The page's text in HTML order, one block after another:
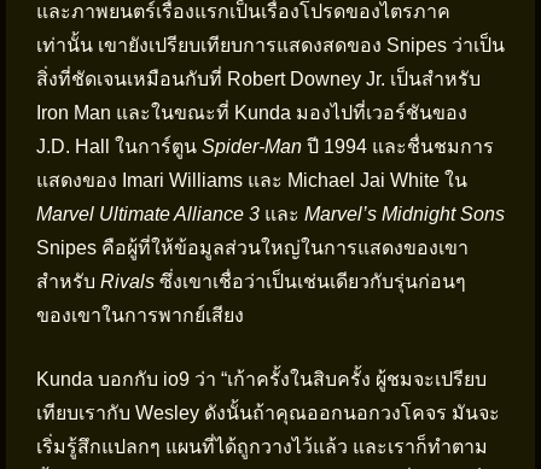
และภาพยนตร์เรื่องแรกเป็นเรื่องโปรดของไตรภาค
เท่านั้น เขายังเปรียบเทียบการแสดงสดของ Snipes ว่าเป็น
สิ่งที่ชัดเจนเหมือนกับที่ Robert Downey Jr. เป็นสำหรับ
Iron Man และในขณะที่ Kunda มองไปที่เวอร์ชันของ
J.D. Hall ในการ์ตูน Spider-Man ปี 1994 และชื่นชมการ
แสดงของ Imari Williams และ Michael Jai White ใน
Marvel Ultimate Alliance 3 และ Marvel’s Midnight Sons
Snipes คือผู้ที่ให้ข้อมูลส่วนใหญ่ในการแสดงของเขา
สำหรับ Rivals ซึ่งเขาเชื่อว่าเป็นเช่นเดียวกับรุ่นก่อนๆ
ของเขาในการพากย์เสียง
Kunda บอกกับ io9 ว่า “เก้าครั้งในสิบครั้ง ผู้ชมจะเปรียบ
เทียบเรากับ Wesley ดังนั้นถ้าคุณออกนอกวงโคจร มันจะ
เริ่มรู้สึกแปลกๆ แผนที่ได้ถูกวางไว้แล้ว และเราก็ทำตาม